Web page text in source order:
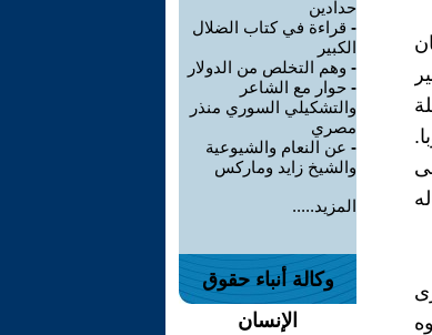
حدادين
- قراءة في كتاب الضلال
الكبير
- وهم التخلص من الدولار
- حوار مع الشاعر
والتشكيلي السوري منذر
مصري
- عن النعام والشيوعية
والشيخ زايد وماركس
المزيد.....
وكالة أنباء حقوق
الإنسان